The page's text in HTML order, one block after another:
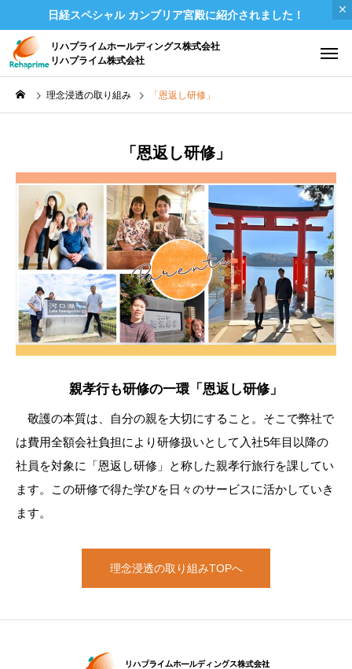
日経スペシャル カンブリア宮殿に紹介されました！
リハプライムホールディングス株式会社
リハプライム株式会社
理念浸透の取り組み 「恩返し研修」
「恩返し研修」
親孝行も研修の一環「恩返し研修」
敬護の本質は、自分の親を大切にすること。そこで弊社で
は費用全額会社負担により研修扱いとして入社5年目以降の
社員を対象に「恩返し研修」と称した親孝行旅行を課してい
ます。この研修で得た学びを日々のサービスに活かしていき
ます。
理念浸透の取り組みTOPへ